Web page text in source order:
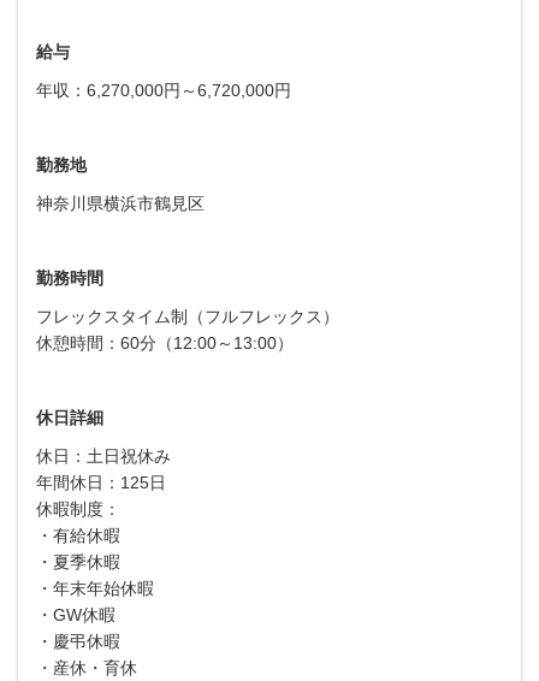
給与
年収：6,270,000円～6,720,000円
勤務地
神奈川県横浜市鶴見区
勤務時間
フレックスタイム制（フルフレックス）
休憩時間：60分（12:00～13:00）
休日詳細
休日：土日祝休み
年間休日：125日
休暇制度：
・有給休暇
・夏季休暇
・年末年始休暇
・GW休暇
・慶弔休暇
・産休・育休